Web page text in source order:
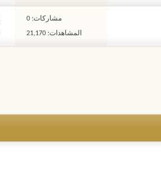
مشاركات: 0
المشاهدات: 21,170